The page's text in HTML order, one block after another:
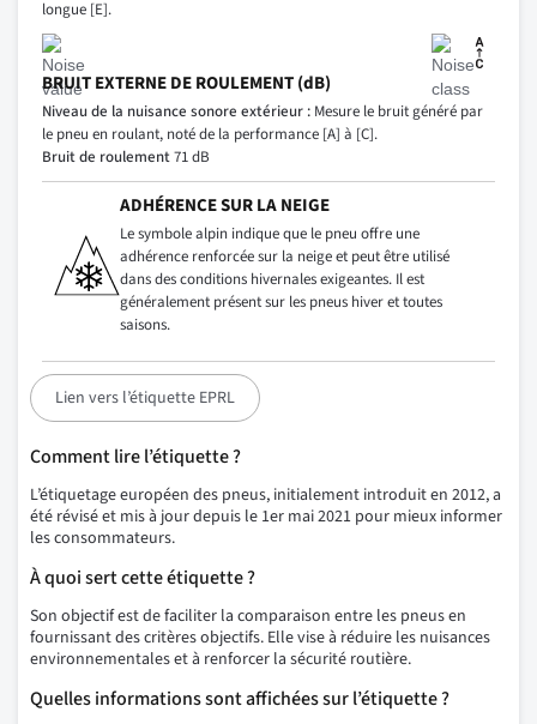
longue [E].
BRUIT EXTERNE DE ROULEMENT (dB)
Niveau de la nuisance sonore extérieur : Mesure le bruit généré par
le pneu en roulant, noté de la performance [A] à [C].
Bruit de roulement71 dB
ADHÉRENCE SUR LA NEIGE
Le symbole alpin indique que le pneu offre une
adhérence renforcée sur la neige et peut être utilisé
dans des conditions hivernales exigeantes. Il est
généralement présent sur les pneus hiver et toutes
saisons.
Lien vers l’étiquette EPRL
Comment lire l’étiquette ?
L’étiquetage européen des pneus, initialement introduit en 2012, a
été révisé et mis à jour depuis le 1er mai 2021 pour mieux informer
les consommateurs.
À quoi sert cette étiquette ?
Son objectif est de faciliter la comparaison entre les pneus en
fournissant des critères objectifs. Elle vise à réduire les nuisances
environnementales et à renforcer la sécurité routière.
Quelles informations sont affichées sur l’étiquette ?